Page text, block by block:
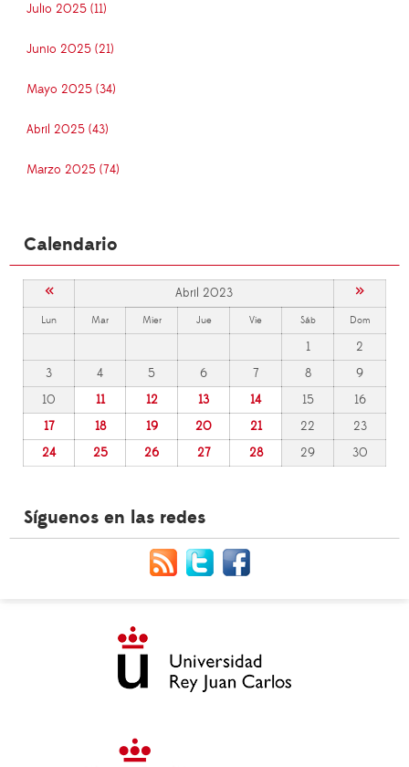
Julio 2025 (11)
Junio 2025 (21)
Mayo 2025 (34)
Abril 2025 (43)
Marzo 2025 (74)
Calendario
« Abril 2023 »
Lun Mar Mier Jue Vie Sáb Dom
1
2
3
4 5 6 7 8
9
10
11 12 13 14 15
16
17
18 19 20 21 22
23
24
25 26 27 28 29 30
Síguenos en las redes